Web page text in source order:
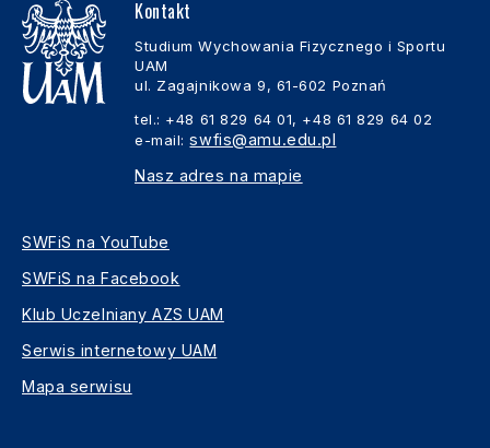
Kontakt
Studium Wychowania Fizycznego i Sportu
UAM
ul. Zagajnikowa 9, 61-602 Poznań
tel.: +48 61 829 64 01, +48 61 829 64 02
e-mail:swfis@amu.edu.pl
Nasz adres na mapie
SWFiS na YouTube
SWFiS na Facebook
Klub Uczelniany AZS UAM
Serwis internetowy UAM
Mapa serwisu